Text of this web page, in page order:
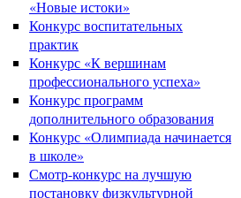
«Новые истоки»
Конкурс воспитательных
практик
Конкурс «К вершинам
профессионального успеха»
Конкурс программ
дополнительного образования
Конкурс «Олимпиада начинается
в школе»
Смотр-конкурс на лучшую
постановку физкультурной